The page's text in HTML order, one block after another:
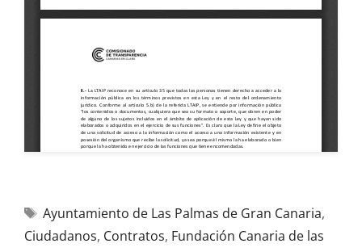
Ayuntamiento de Las Palmas de Gran Canaria,
Ciudadanos, Contratos, Fundación Canaria de las